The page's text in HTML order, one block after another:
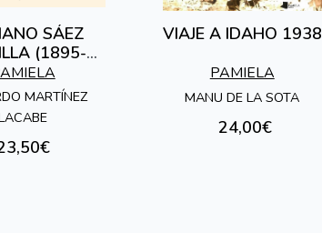
SÁEZ
(1895-
1937)
MARTÍNEZ
VIAJE A IDAHO 1938
PAMIELA
MANU DE LA SOTA
24,00€